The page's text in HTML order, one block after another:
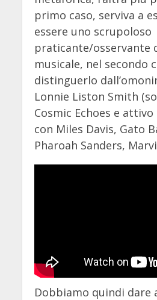
primo caso, serviva a
essere uno scrupoloso
praticante/osservante
musicale, nel secondo
distinguerlo
Lonnie Liston Smith
Cosmic Echoes e attivo
con Miles Davis, Gato
Pharoah Sanders,
Dobbiamo quindi dare